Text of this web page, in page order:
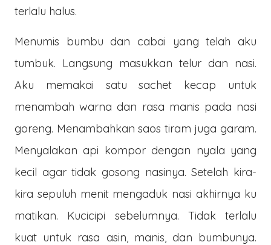
terlalu halus.
Menumis bumbu dan cabai yang telah aku
tumbuk. Langsung masukkan telur dan nasi.
Aku memakai satu sachet kecap untuk
menambah warna dan rasa manis pada nasi
goreng. Menambahkan saos tiram juga garam.
Menyalakan api kompor dengan nyala yang
kecil agar tidak gosong nasinya. Setelah kira-
kira sepuluh menit mengaduk nasi akhirnya ku
matikan. Kucicipi sebelumnya. Tidak terlalu
kuat untuk rasa asin, manis, dan bumbunya.